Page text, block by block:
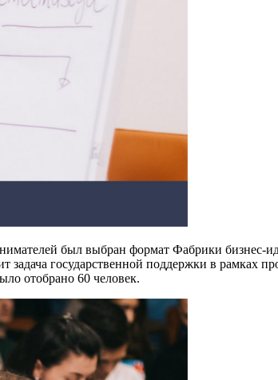
был выбран формат Фабрики
государственной поддержки в рамках
отобрано 60 человек.